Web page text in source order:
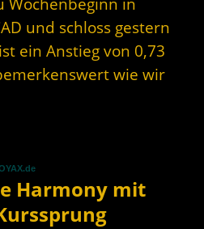
und schloss gestern
ein Anstieg von 0,73
wie wir
Harmony mit